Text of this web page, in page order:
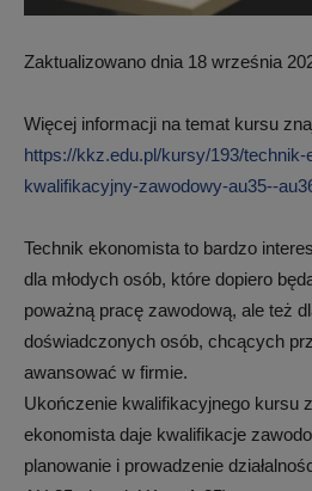
Zaktualizowano dnia 18 września
Więcej informacji na temat kursu
https://kkz.edu.pl/kursy/193/
kwalifikacyjny-zawodowy-au35--
Technik ekonomista to bardzo
dla młodych osób, które dopiero
poważną pracę zawodową, ale też
doświadczonych osób, chcących
awansować w firmie.
Ukończenie kwalifikacyjnego kursu
ekonomista daje kwalifikacje
planowanie i prowadzenie